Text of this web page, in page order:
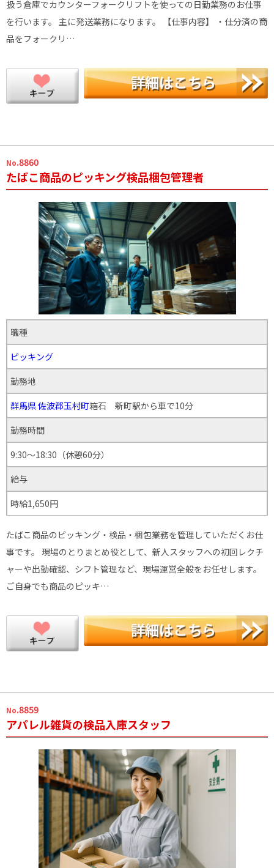
扱う倉庫でカウンターフォークリフトを使っての日勤業務のお仕事
を行います。 主に発送業務になります。 【仕事内容】 ・仕分済の商
品をフォークリ…
No.8860
たばこ商品のピッキング検品梱包管理者
職種
ピッキング
勤務地
群馬県佐波郡玉村町箱石 新町駅から車で10分
勤務時間
9:30〜18:30（休憩60分）
給与
時給1,650円
たばこ商品のピッキング・検品・梱包業務を管理していただくお仕
事です。 現場のとりまとめ役として、新人スタッフへの初回レクチ
ャーや出勤確認、シフト管理など、現場運営全般をお任せします。
ご自身でも商品のピッキ…
No.8859
アパレル雑貨の検品入庫スタッフ